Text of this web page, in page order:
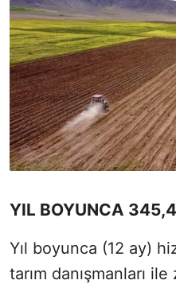
YIL BOYUNCA
Yıl boyunca (12 ay)
tarım danışmanları